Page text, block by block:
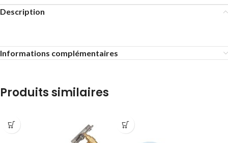
Description
Informations complémentaires
Produits similaires